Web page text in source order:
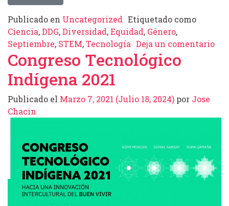
Publicado en Uncategorized Etiquetado como
Ciencia,DDG,Diversidad,Equidad, Género,
Septiembre, STEM,Tecnología Deja un comentarioen
Congreso Tecnológico
Indígena 2021
Publicado el Marzo 7, 2021 (Julio 18, 2024) por Jose
Chacin